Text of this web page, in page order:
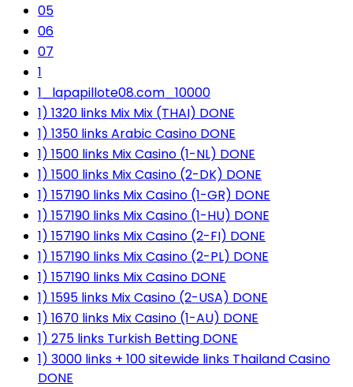
05
06
07
1
1_lapapillote08.com_10000
1) 1320 links Mix Mix (THAI) DONE
1) 1350 links Arabic Casino DONE
1) 1500 links Mix Casino (1-NL) DONE
1) 1500 links Mix Casino (2-DK) DONE
1) 157190 links Mix Casino (1-GR) DONE
1) 157190 links Mix Casino (1-HU) DONE
1) 157190 links Mix Casino (2-FI) DONE
1) 157190 links Mix Casino (2-PL) DONE
1) 157190 links Mix Casino DONE
1) 1595 links Mix Casino (2-USA) DONE
1) 1670 links Mix Casino (1-AU) DONE
1) 275 links Turkish Betting DONE
1) 3000 links + 100 sitewide links Thailand Casino
DONE